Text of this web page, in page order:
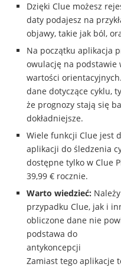
Dzięki Clue możesz
daty podajesz na
objawy, takie jak ból,
Na początku aplikacja
owulację na podstawie
wartości
dane dotyczące cyklu,
że prognozy stają się
dokładniejsze.
Wiele funkcji Clue jest
aplikacji do śledzenia
dostępne tylko w Clue
39,99 € rocznie.
Warto wiedzieć:
przypadku Clue, jak i
obliczone dane nie
podstawa do
Zamiast tego aplikacje